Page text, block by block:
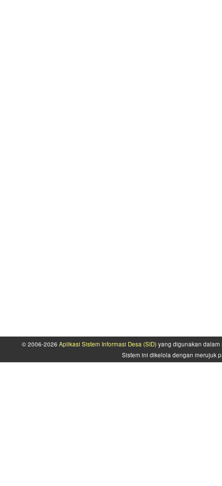
© 2006-2026 Aplikasi Sistem Informasi Desa (SID) yang digunakan
Sistem ini dikelola dengan merujuk